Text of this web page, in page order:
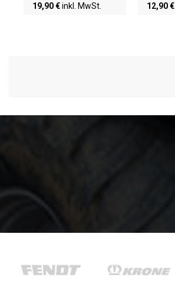
19,90 €inkl. MwSt.
12,90 €